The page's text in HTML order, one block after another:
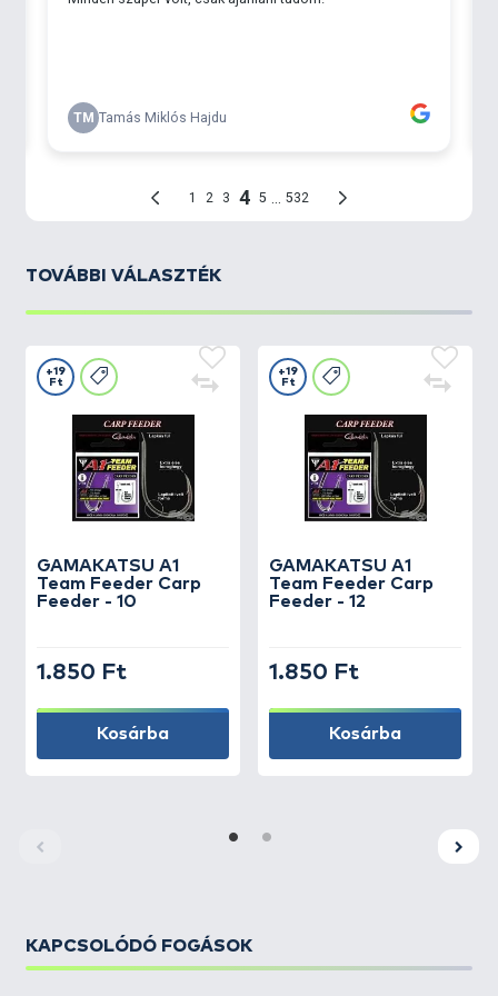
TOVÁBBI VÁLASZTÉK
GAMAKATSU A1
Team Feeder Carp
Feeder - 10
+19
Ft
1.850 Ft
Kosárba
GAMAKATSU A1
Team Feeder Carp
Feeder - 12
+19
Ft
1.850 Ft
Kosárba
KAPCSOLÓDÓ FOGÁSOK